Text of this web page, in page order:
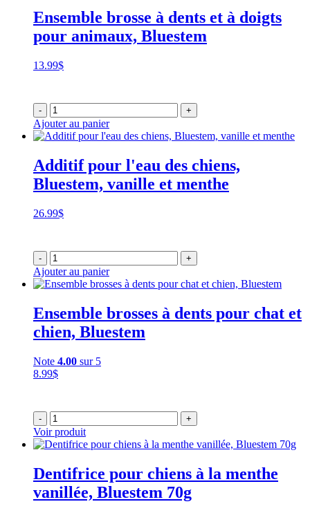
Ensemble brosse à dents et à doigts
pour animaux, Bluestem
13.99$
- +
Ajouter au panier
Additif pour l'eau des chiens,
Bluestem, vanille et menthe
26.99$
- +
Ajouter au panier
Ensemble brosses à dents pour chat et
chien, Bluestem
Note 4.00 sur 5
8.99$
- +
Voir produit
Dentifrice pour chiens à la menthe
vanillée, Bluestem 70g